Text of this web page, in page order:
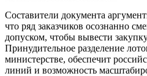
Составители документа
что ряд заказчиков осознанно
допуском, чтобы вывести
Принудительное разделение
министерстве, обеспечит
линий и возможность